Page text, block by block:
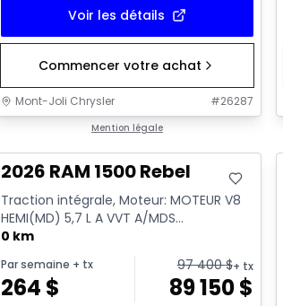
Voir les détails
Commencer votre achat
Mont-Joli Chrysler #26287
Mention légale
2026 RAM 1500 Rebel
Traction intégrale, Moteur: MOTEUR V8
HEMI(MD) 5,7 L A VVT A/MDS
ECO/ETORQUE - 6 Cyl. - Essence
0 km
Par semaine + tx
264 $
97 400$+ tx
89 150$